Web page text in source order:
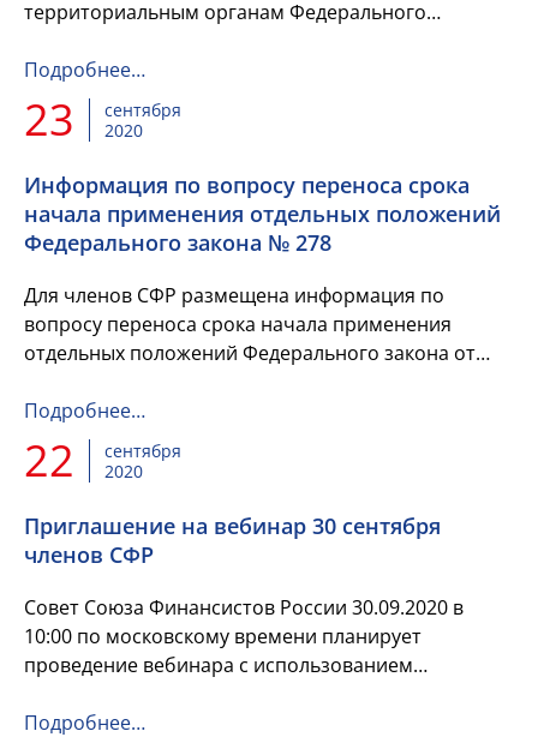
территориальным органам Федерального
совещании представителей финансовых органов...
Подробнее…
23
сентября
2020
Информация по вопросу переноса срока
начала применения отдельных положений
Федерального закона № 278
Для членов СФР размещена информация по
вопросу переноса срока начала применения
отдельных положений Федерального закона от
Подробнее…
22
сентября
2020
Приглашение на вебинар 30 сентября
членов СФР
Совет Союза Финансистов России 30.09.2020 в
10:00 по московскому времени планирует
проведение вебинара с использованием
Федерального казначейства и его
Подробнее…